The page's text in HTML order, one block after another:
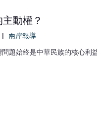
動權？
兩岸報導
題始終是中華民族的核心